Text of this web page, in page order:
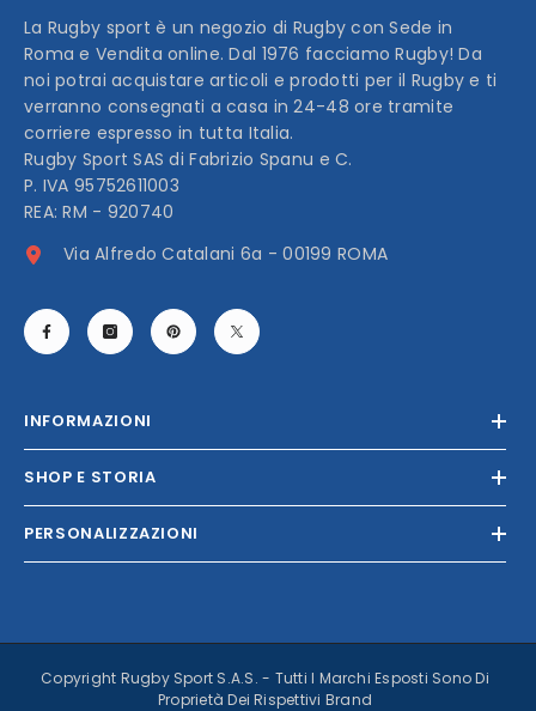
La Rugby sport è un negozio di Rugby con Sede in
Roma e Vendita online. Dal 1976 facciamo Rugby! Da
noi potrai acquistare articoli e prodotti per il Rugby e ti
verranno consegnati a casa in 24-48 ore tramite
corriere espresso in tutta Italia.
Rugby Sport SAS di Fabrizio Spanu e C.
P. IVA 95752611003
REA: RM - 920740
Via Alfredo Catalani 6a - 00199 ROMA
INFORMAZIONI
SHOP E STORIA
PERSONALIZZAZIONI
Copyright Rugby Sport S.A.S. - Tutti I Marchi Esposti Sono Di
Proprietà Dei Rispettivi Brand